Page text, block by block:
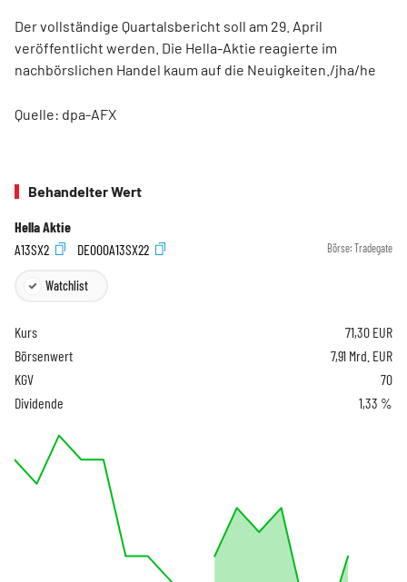
Der vollständige Quartalsbericht soll am 29. April
veröffentlicht werden. Die Hella-Aktie reagierte im
nachbörslichen Handel kaum auf die Neuigkeiten./jha/he
Quelle: dpa-AFX
Behandelter Wert
Hella Aktie
A13SX2
DE000A13SX22 Börse: Tradegate
Watchlist
Kurs 71,30 EUR
Börsenwert
7,91 Mrd. EUR
KGV
70
Dividende
1,33 %